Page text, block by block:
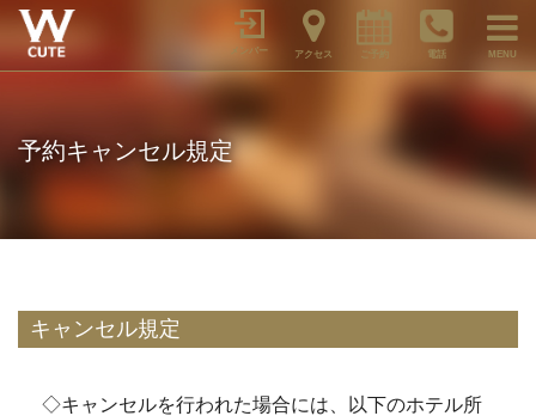
メンバー アクセス 電話 MENU
予約キャンセル規定
キャンセル規定
◇キャンセルを行われた場合には、以下のホテル所